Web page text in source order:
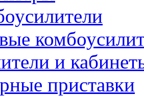
и
приставки